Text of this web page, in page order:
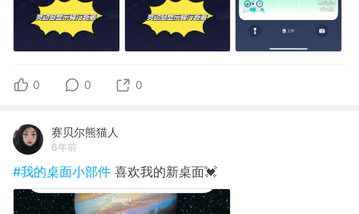
0 0 0
赛贝尔熊猫人
6年前
#我的桌面小部件 喜欢我的新桌面💓